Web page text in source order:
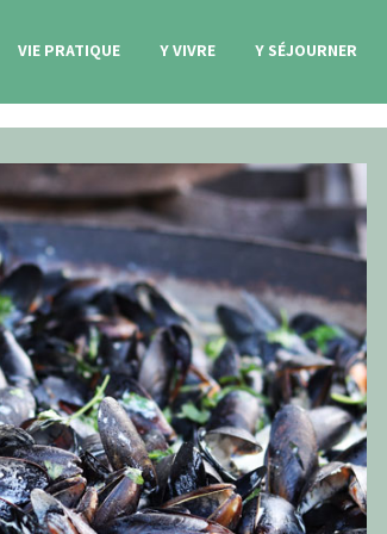
VIE PRATIQUE Y VIVRE Y SÉJOURNER